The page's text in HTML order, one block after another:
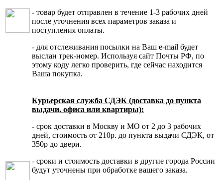
- товар будет отправлен в течение 1-3 рабочих дней
после уточнения всех параметров заказа и
поступления оплаты.
- для отслеживания посылки на Ваш e-mail будет
выслан трек-номер. Используя сайт Почты РФ, по
этому коду легко проверить, где сейчас находится
Ваша покупка.
Курьерская служба СДЭК (доставка до пункта
выдачи, офиса или квартиры):
- срок доставки в Москву и МО от 2 до 3 рабочих
дней, стоимость от 210р. до пункта выдачи СДЭК, от
350р до двери.
- сроки и стоимость доставки в другие города России
будут уточнены при обработке вашего заказа.